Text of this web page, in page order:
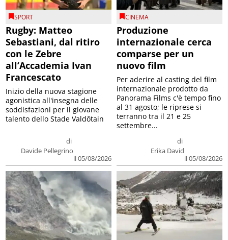
SPORT
Rugby: Matteo
Sebastiani, dal ritiro
con le Zebre
all’Accademia Ivan
Francescato
di
Davide Pellegrino
il 05/08/2026
Inizio della nuova stagione
agonistica all'insegna delle
soddisfazioni per il giovane
talento dello Stade Valdôtain
CINEMA
Produzione
internazionale cerca
comparse per un
nuovo film
di
Erika David
il 05/08/2026
Per aderire al casting del film
internazionale prodotto da
Panorama Films c'è tempo fino
al 31 agosto; le riprese si
terranno tra il 21 e 25
settembre...